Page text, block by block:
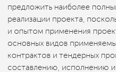
предложить наиболее
реализации проекта,
и опытом применения
основных видов
контрактов и тендерных
составлению, исполнению